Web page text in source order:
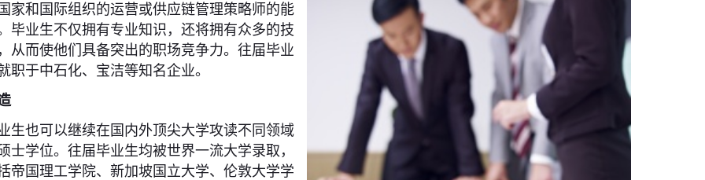
家和国际组织的运营或供应链管理策略师的能
毕业生不仅拥有专业知识，还将拥有众多的技
从而使他们具备突出的职场竞争力。往届毕业
职于中石化、宝洁等知名企业。
生也可以继续在国内外顶尖大学攻读不同领域
士学位。往届毕业生均被世界一流大学录取，
帝国理工学院、新加坡国立大学、伦敦大学学